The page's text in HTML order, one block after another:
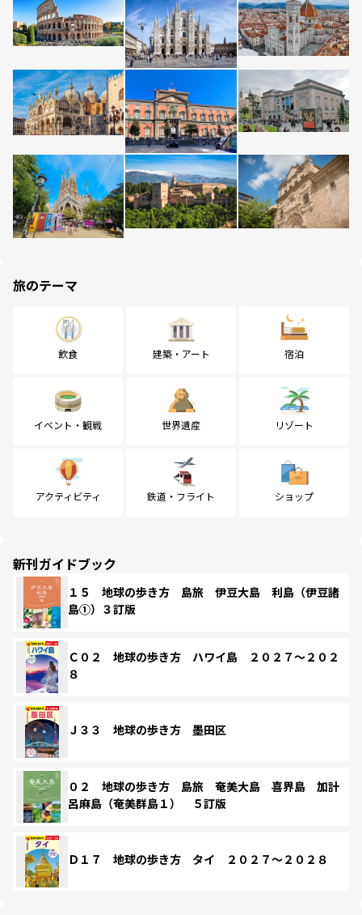
旅のテーマ
飲食 建築・アート 宿泊
イベント・観戦 世界遺産 リゾート
アクティビティ 鉄道・フライト ショップ
新刊ガイドブック
１５ 地球の歩き方 島旅 伊豆大島 利島（伊豆諸
島①）３訂版
Ｃ０２ 地球の歩き方 ハワイ島 ２０２７～２０２
８
Ｊ３３ 地球の歩き方 墨田区
０２ 地球の歩き方 島旅 奄美大島 喜界島 加計
呂麻島（奄美群島１） ５訂版
Ｄ１７ 地球の歩き方 タイ ２０２７～２０２８